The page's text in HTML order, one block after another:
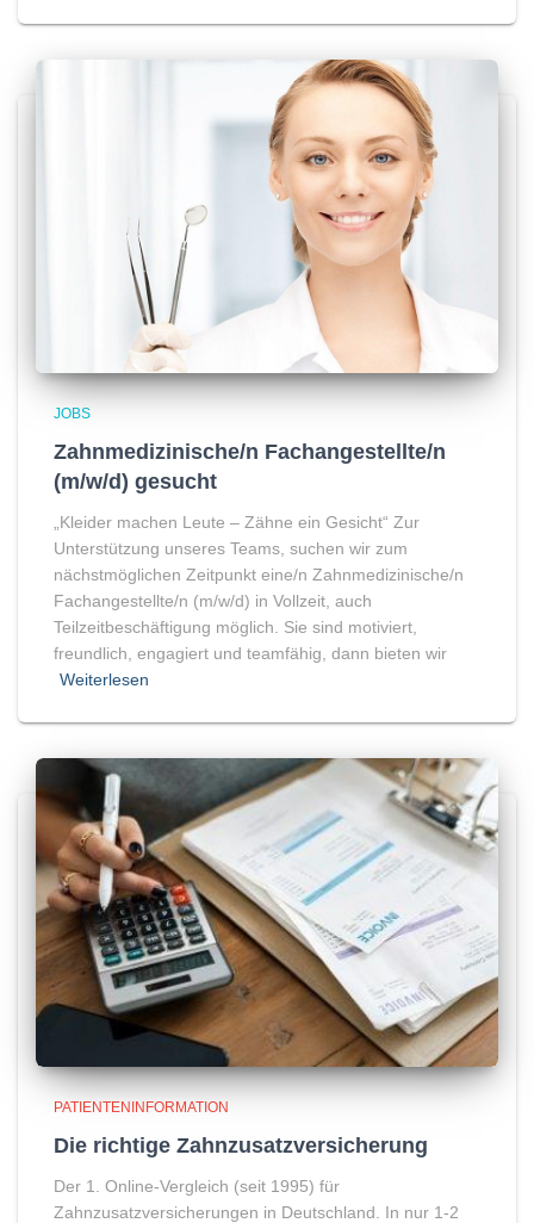
JOBS
Zahnmedizinische/n Fachangestellte/n
(m/w/d) gesucht
„Kleider machen Leute – Zähne ein Gesicht“ Zur
Unterstützung unseres Teams, suchen wir zum
nächstmöglichen Zeitpunkt eine/n Zahnmedizinische/n
Fachangestellte/n (m/w/d) in Vollzeit, auch
Teilzeitbeschäftigung möglich. Sie sind motiviert,
freundlich, engagiert und teamfähig, dann bieten wir
Weiterlesen
PATIENTENINFORMATION
Die richtige Zahnzusatzversicherung
Der 1. Online-Vergleich (seit 1995) für
Zahnzusatzversicherungen in Deutschland. In nur 1-2